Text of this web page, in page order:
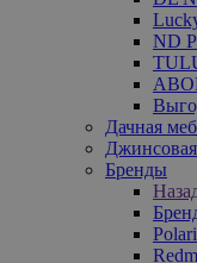
ND
Дачная
Бренды